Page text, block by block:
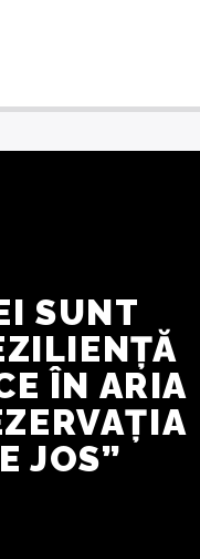
SUNT
ÎN ARIA
JOS”